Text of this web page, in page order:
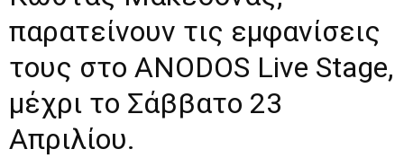
παρατείνουν τις εμφανίσεις
τους στο ANODOS Live Stage,
μέχρι το Σάββατο 23
Απριλίου.